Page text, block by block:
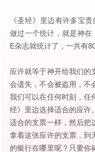
《圣经》里边有许多宝
做过一个统计，就是神
E杂志就统计了，一共有
应许就等于神开给我们的
会遗失，不会被盗用，不
我们可以在任何时刻，任
经》里边选择适合的应许
适合的支票一样，然后把
拿着这张应许的支票，到
的银行在哪里呢？只要